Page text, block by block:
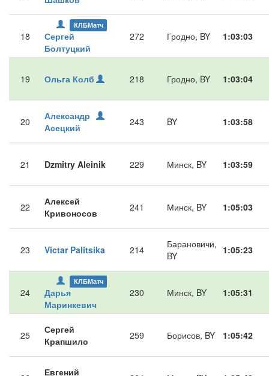
18
КЛБМатч
Сергей
Болтуцкий
272 Гродно, BY 1:03:03
19 Ольга Колб 218 Гродно, BY 1:03:04
20
Александр
Асецкий
243 BY 1:03:58
21 Dzmitry Aleinik 229 Минск, BY 1:03:59
22
Алексей
Кривоносов
241 Минск, BY 1:05:03
23 Victar Palitsika 214
Барановичи,
BY
1:05:23
24
КЛБМатч
Дарья
Маринкевич
230 Минск, BY 1:05:31
25
Сергей
Крапшило
259 Борисов, BY 1:05:42
Евгений